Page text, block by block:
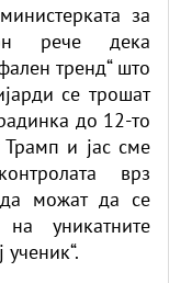
за
рече дека
тренд“ што
се трошат
до 12-то
Трамп и јас сме
врз
можат да се
уникатните